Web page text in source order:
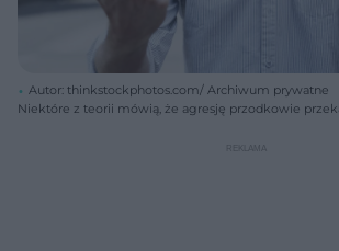
Autor: thinkstockphotos.com/ Archiwum prywatne
Niektóre z teorii mówią, że agresję przodkowie